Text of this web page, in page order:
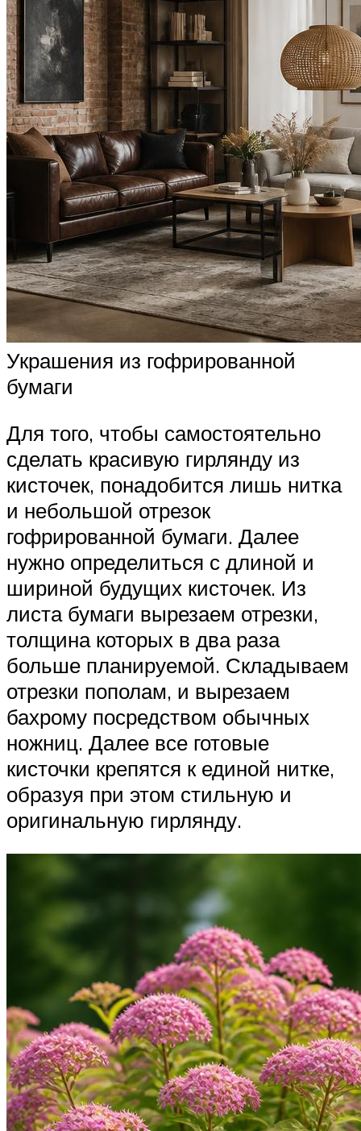
Украшения из гофрированной
бумаги
Для того, чтобы самостоятельно
сделать красивую гирлянду из
кисточек, понадобится лишь нитка
и небольшой отрезок
гофрированной бумаги. Далее
нужно определиться с длиной и
шириной будущих кисточек. Из
листа бумаги вырезаем отрезки,
толщина которых в два раза
больше планируемой. Складываем
отрезки пополам, и вырезаем
бахрому посредством обычных
ножниц. Далее все готовые
кисточки крепятся к единой нитке,
образуя при этом стильную и
оригинальную гирлянду.